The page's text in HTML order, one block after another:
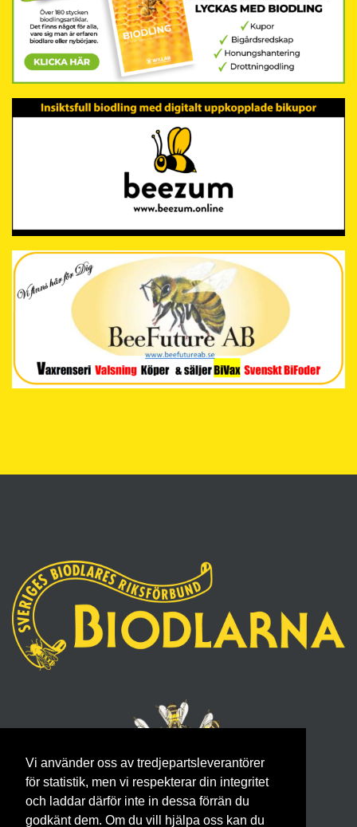
Vi använder oss av tredjepartsleverantörer
för statistik, men vi respekterar din integritet
och laddar därför inte in dessa förrän du
godkänt dem. Om du vill hjälpa oss kan du